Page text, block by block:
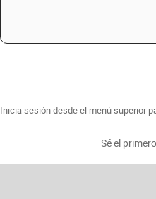
Inicia sesión desde el menú superior
Sé el